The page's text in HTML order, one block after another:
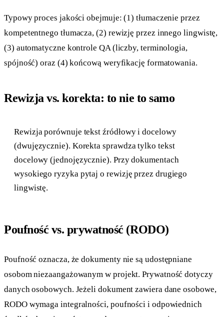
Typowy proces jakości obejmuje: (1) tłumaczenie przez
kompetentnego tłumacza, (2) rewizję przez innego lingwistę,
(3) automatyczne kontrole QA (liczby, terminologia,
spójność) oraz (4) końcową weryfikację formatowania.
Rewizja vs. korekta: to nie to samo
Rewizja porównuje tekst źródłowy i docelowy
(dwujęzycznie). Korekta sprawdza tylko tekst
docelowy (jednojęzycznie). Przy dokumentach
wysokiego ryzyka pytaj o rewizję przez drugiego
lingwistę.
Poufność vs. prywatność (RODO)
Poufność oznacza, że dokumenty nie są udostępniane
osobom niezaangażowanym w projekt. Prywatność dotyczy
danych osobowych. Jeżeli dokument zawiera dane osobowe,
RODO wymaga integralności, poufności i odpowiednich